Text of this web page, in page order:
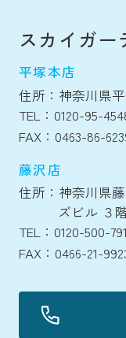
スカイガー
平塚本店
住所：神奈川県
TEL：0120-95-
FAX：0463-86-
藤沢店
住所：神奈川県
ズビル ３
TEL：0120-500-791
FAX：0466-21-